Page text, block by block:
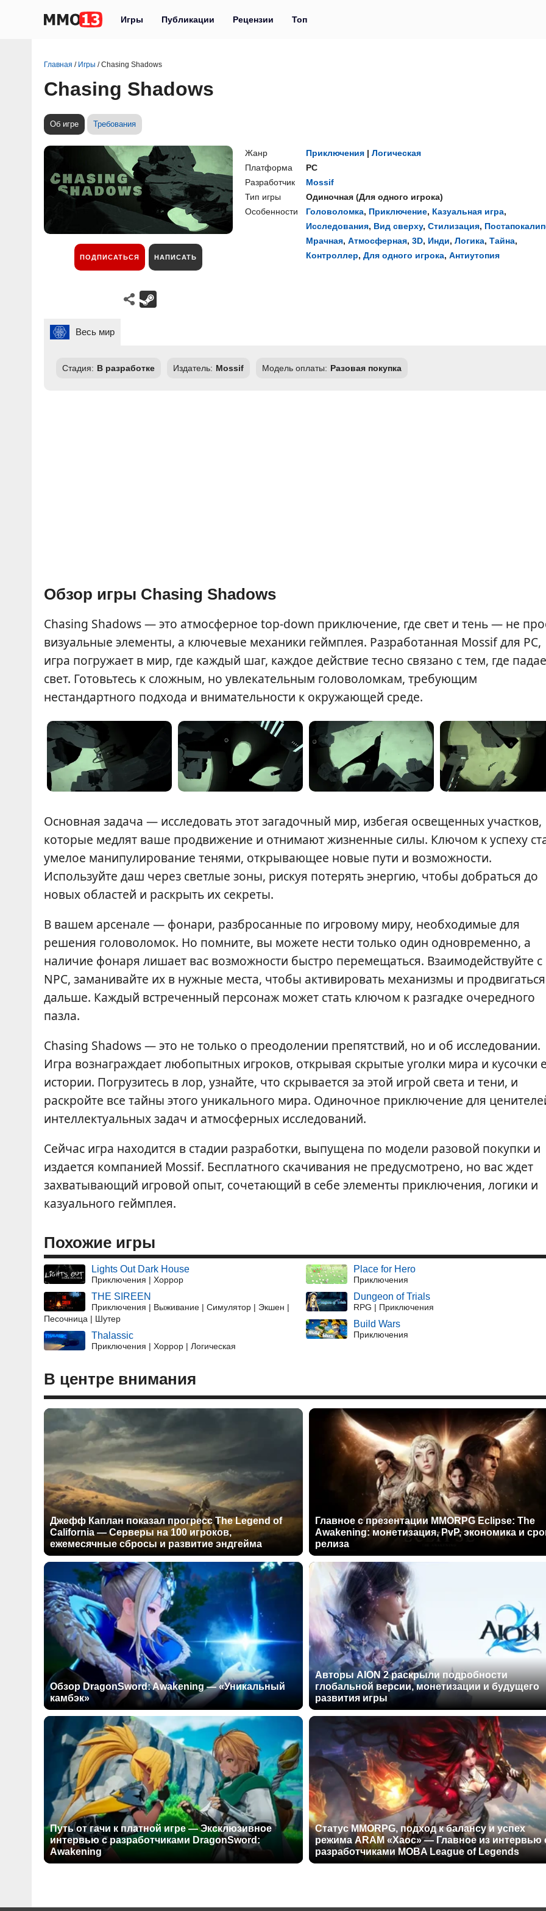
Игры Публикации Рецензии Топ
Главная / Игры /Chasing Shadows
Chasing Shadows
Об игре Требования
ПОДПИСАТЬСЯ НАПИСАТЬ
Жанр Приключения | Логическая
Платформа
PC
Разработчик
Mossif
Тип игры
Одиночная (Для одного игрока)
Особенности
Головоломка, Приключение, Казуальная игра,
Исследования, Вид сверху, Стилизация,
Мрачная, Атмосферная, 3D, Инди, Логика, Тайна,
Контроллер, Для одного игрока, Антиутопия
Весь мир
Стадия: В разработке Издатель: Mossif Модель оплаты: Разовая покупка
Обзор игры Chasing Shadows
Chasing Shadows — это атмосферное top-down приключение, где свет и тень — не
визуальные элементы, а ключевые механики геймплея. Разработанная Mossif для PC,
игра погружает в мир, где каждый шаг, каждое действие тесно связано с тем, где
свет. Готовьтесь к сложным, но увлекательным головоломкам, требующим
нестандартного подхода и внимательности к окружающей среде.
Основная задача — исследовать этот загадочный мир, избегая освещенных участков,
которые медлят ваше продвижение и отнимают жизненные силы. Ключом к успеху
умелое манипулирование тенями, открывающее новые пути и возможности.
Используйте даш через светлые зоны, рискуя потерять энергию, чтобы добраться до
новых областей и раскрыть их секреты.
В вашем арсенале — фонари, разбросанные по игровому миру, необходимые для
решения головоломок. Но помните, вы можете нести только один одновременно, а
наличие фонаря лишает вас возможности быстро перемещаться. Взаимодействуйте с
NPC, заманивайте их в нужные места, чтобы активировать механизмы и продвигаться
дальше. Каждый встреченный персонаж может стать ключом к разгадке очередного
пазла.
Chasing Shadows — это не только о преодолении препятствий, но и об исследовании.
Игра вознаграждает любопытных игроков, открывая скрытые уголки мира и кусочки
истории. Погрузитесь в лор, узнайте, что скрывается за этой игрой света и тени, и
раскройте все тайны этого уникального мира. Одиночное приключение для
интеллектуальных задач и атмосферных исследований.
Сейчас игра находится в стадии разработки, выпущена по модели разовой покупки и
издается компанией Mossif. Бесплатного скачивания не предусмотрено, но вас ждет
захватывающий игровой опыт, сочетающий в себе элементы приключения, логики и
казуального геймплея.
Похожие игры
Lights Out Dark House
Приключения | Хоррор
THE SIREEN
Приключения | Выживание | Симулятор | Экшен |
Песочница | Шутер
Thalassic
Приключения | Хоррор | Логическая
Place for Hero
Приключения
Dungeon of Trials
RPG | Приключения
Build Wars
Приключения
В центре внимания
Джефф Каплан показал прогресс The Legend of
California — Серверы на 100 игроков,
ежемесячные сбросы и развитие эндгейма
Главное с презентации MMORPG Eclipse: The
Awakening: монетизация, PvP, экономика и
релиза
Обзор DragonSword: Awakening — «Уникальный
камбэк»
Авторы AION 2 раскрыли подробности
глобальной версии, монетизации и будущего
развития игры
Путь от гачи к платной игре — Эксклюзивное
интервью с разработчиками DragonSword:
Awakening
Статус MMORPG, подход к балансу и успех
режима ARAM «Хаос» — Главное из интервью
разработчиками MOBA League of Legends